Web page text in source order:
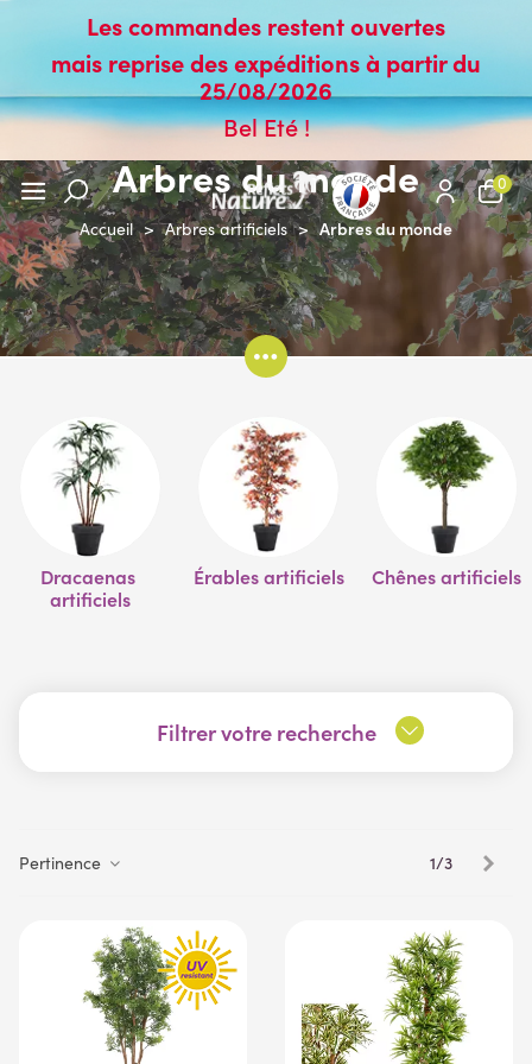
Les commandes restent ouvertes
mais reprise des expéditions à partir du
25/08/2026
Bel Eté !
0
Arbres du monde
Accueil > Arbres artificiels > Arbres du monde
Dracaenas
artificiels
Érables artificiels Chênes artificiels
Filtrer votre recherche
Pertinence 1/3